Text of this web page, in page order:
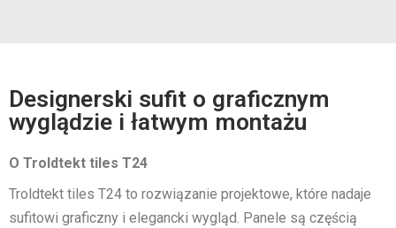
Designerski sufit o graficznym
wyglądzie i łatwym montażu
O Troldtekt tiles T24
Troldtekt tiles T24 to rozwiązanie projektowe, które nadaje
sufitowi graficzny i elegancki wygląd. Panele są częścią